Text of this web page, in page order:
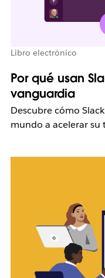
Libro electrónico
Por qué usan
vanguardia
Descubre cómo
mundo a acelerar su